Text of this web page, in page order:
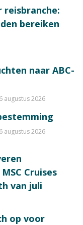
reisbranche:
bereiken
naar ABC-
6 augustus 2026
6 augustus 2026
Cruises
van juli
op voor